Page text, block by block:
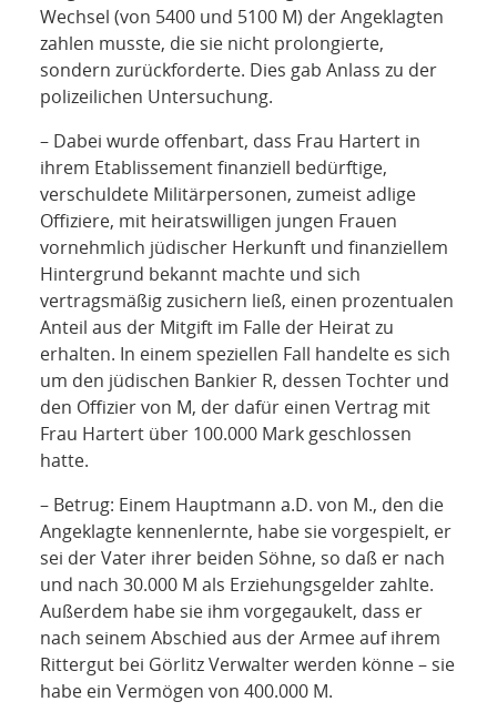
Wechsel (von 5400 und 5100 M) der Angeklagten
zahlen musste, die sie nicht prolongierte,
sondern zurückforderte. Dies gab Anlass zu der
polizeilichen Untersuchung.
– Dabei wurde offenbart, dass Frau Hartert in
ihrem Etablissement finanziell bedürftige,
verschuldete Militärpersonen, zumeist adlige
Offiziere, mit heiratswilligen jungen Frauen
vornehmlich jüdischer Herkunft und finanziellem
Hintergrund bekannt machte und sich
vertragsmäßig zusichern ließ, einen prozentualen
Anteil aus der Mitgift im Falle der Heirat zu
erhalten. In einem speziellen Fall handelte es sich
um den jüdischen Bankier R, dessen Tochter und
den Offizier von M, der dafür einen Vertrag mit
Frau Hartert über 100.000 Mark geschlossen
hatte.
– Betrug: Einem Hauptmann a.D. von M., den die
Angeklagte kennenlernte, habe sie vorgespielt, er
sei der Vater ihrer beiden Söhne, so daß er nach
und nach 30.000 M als Erziehungsgelder zahlte.
Außerdem habe sie ihm vorgegaukelt, dass er
nach seinem Abschied aus der Armee auf ihrem
Rittergut bei Görlitz Verwalter werden könne – sie
habe ein Vermögen von 400.000 M.